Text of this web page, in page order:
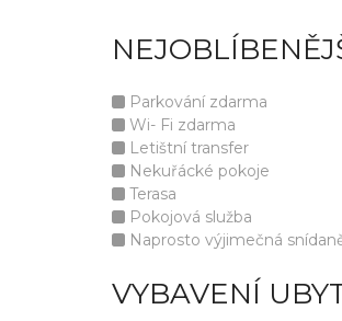
Parkování zdarma
Wi- Fi zdarma
Letištní transfer
Nekuřácké pokoje
Terasa
Pokojová služba
Naprosto výjimečná
VYBAVENÍ